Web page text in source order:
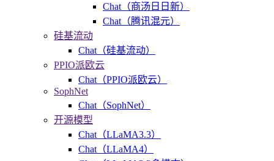
Chat（商汤日日新）
Chat（腾讯混元）
硅基流动
Chat（硅基流动）
PPIO派欧云
Chat（PPIO派欧云）
SophNet
Chat（SophNet）
开源模型
Chat（LLaMA3.3）
Chat（LLaMA4）